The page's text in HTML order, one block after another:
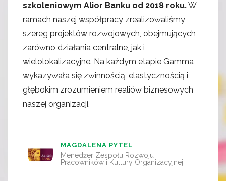
szkoleniowym Alior Banku od 2018 roku.W
ramach naszej współpracy zrealizowaliśmy
szereg projektów rozwojowych, obejmujących
zarówno działania centralne, jak i
wielolokalizacyjne. Na każdym etapie Gamma
wykazywała się zwinnością, elastycznością i
głębokim zrozumieniem realiów biznesowych
naszej organizacji.
MAGDALENA PYTEL
Menedżer Zespołu Rozwoju
Pracowników i Kultury Organizacyjnej